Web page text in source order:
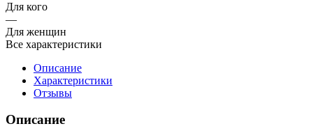
Для кого
—
Для женщин
Все характеристики
Описание
Характеристики
Отзывы
Описание